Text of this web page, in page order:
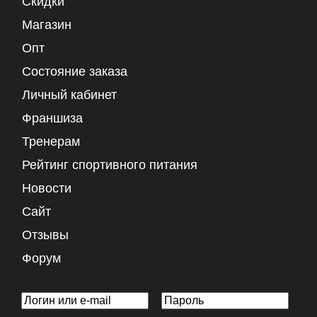
Магазин
Опт
Состояние заказа
Личный кабинет
Франшиза
Тренерам
Рейтинг спортивного питания
Новости
Сайт
Отзывы
Форум